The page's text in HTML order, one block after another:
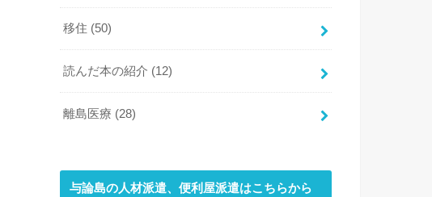
移住 (50)
読んだ本の紹介 (12)
離島医療 (28)
与論島の人材派遣、便利屋派遣はこちらから